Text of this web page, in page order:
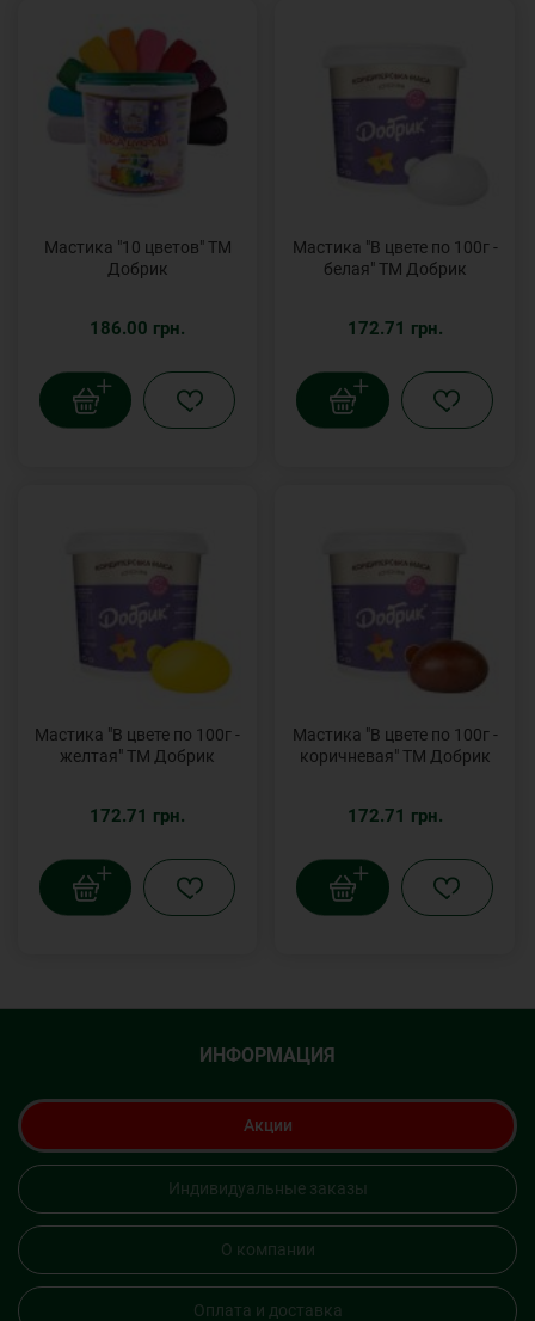
Мастика "10 цветов" ТМ
Добрик
186.00 грн.
Мастика "В цвете по 100г -
белая" ТМ Добрик
172.71 грн.
Мастика "В цвете по 100г -
желтая" ТМ Добрик
172.71 грн.
Мастика "В цвете по 100г -
коричневая" ТМ Добрик
172.71 грн.
ИНФОРМАЦИЯ
Акции
Индивидуальные заказы
О компании
Оплата и доставка